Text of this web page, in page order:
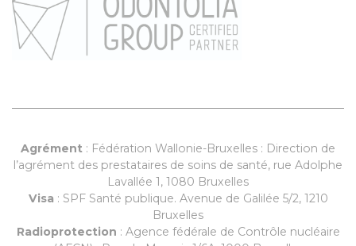
Agrément : Fédération Wallonie-Bruxelles : Direction de
l’agrément des prestataires de soins de santé, rue Adolphe
Lavallée 1, 1080 Bruxelles
Visa : SPF Santé publique. Avenue de Galilée 5/2, 1210
Bruxelles
Radioprotection : Agence fédérale de Contrôle nucléaire